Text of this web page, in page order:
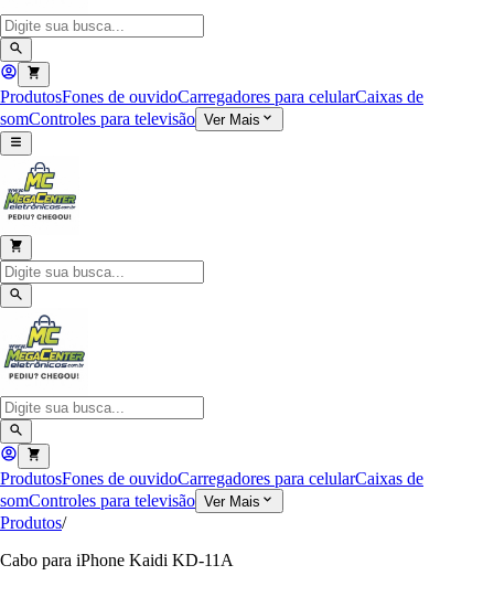
ProdutosFones de ouvidoCarregadores para celularCaixas de
somControles para televisão Ver Mais
ProdutosFones de ouvidoCarregadores para celularCaixas de
somControles para televisão Ver Mais
Produtos/
Cabo para iPhone Kaidi KD-11A